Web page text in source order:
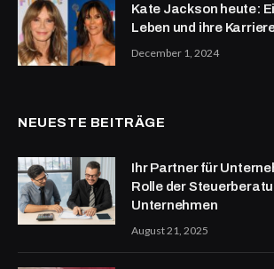
Kate Jackson heute:
Leben und ihre
December 1, 2024
NEUESTE BEITRÄGE
Ihr Partner für
Rolle der
Unternehmen
August 21, 2025